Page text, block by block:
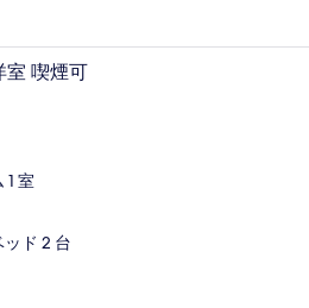
WiFi (無料) デスク、ノートパソコン用
室 喫煙可
1 室
ド 2 台